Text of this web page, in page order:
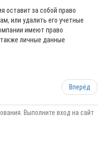
оставит за собой право
или удалить его учетные
имеют право
личные данные
Вперёд
Выполните вход на сайт